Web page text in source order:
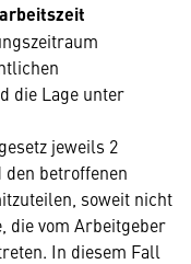
die Lage unter
jeweils 2
den betroffenen
soweit nicht
die vom Arbeitgeber
In diesem Fall